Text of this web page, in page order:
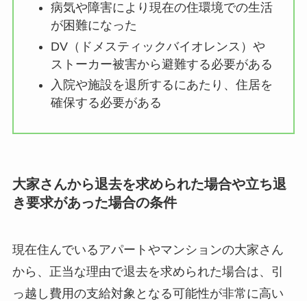
病気や障害により現在の住環境での生活
が困難になった
DV（ドメスティックバイオレンス）や
ストーカー被害から避難する必要がある
入院や施設を退所するにあたり、住居を
確保する必要がある
大家さんから退去を求められた場合や立ち退
き要求があった場合の条件
現在住んでいるアパートやマンションの大家さん
から、正当な理由で退去を求められた場合は、引
っ越し費用の支給対象となる可能性が非常に高い